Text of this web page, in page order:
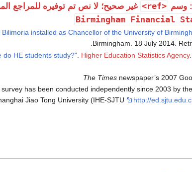
وسم <ref> غير صحيح؛ لا نص تم توفيره للمراجع
Birmingham Financial
Birmingham. 18 July 2014.
.
Higher Education Statistics Agency
The Times newspaper’s 2007
has been conducted independently since 2003 by
Jiao Tong University (IHE-SJTU
http://